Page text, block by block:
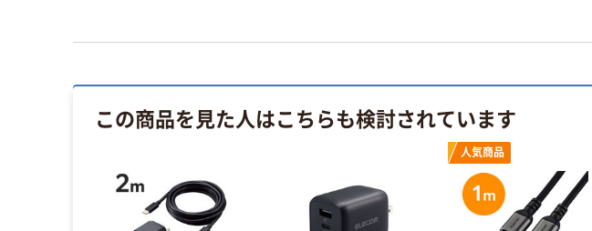
この商品を見た人はこちらも検討されています
人気商品